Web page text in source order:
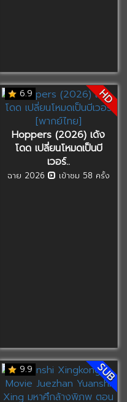
6.9 HD
Hoppers (2026) เด้ง
โดด เปลี่ยนโหมดเป็นบี
เวอร์..
ฉาย 2026 เข้าชม 58 ครั้ง
9.9 SUB